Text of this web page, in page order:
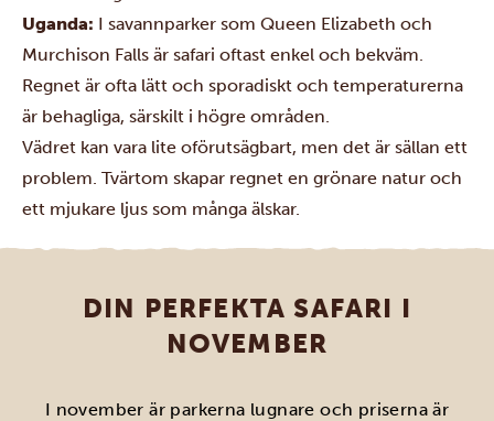
Uganda: I savannparker som Queen Elizabeth och
Murchison Falls är safari oftast enkel och bekväm.
Regnet är ofta lätt och sporadiskt och temperaturerna
är behagliga, särskilt i högre områden.
Vädret kan vara lite oförutsägbart, men det är sällan ett
problem. Tvärtom skapar regnet en grönare natur och
ett mjukare ljus som många älskar.
DIN PERFEKTA SAFARI I
NOVEMBER
I november är parkerna lugnare och priserna är